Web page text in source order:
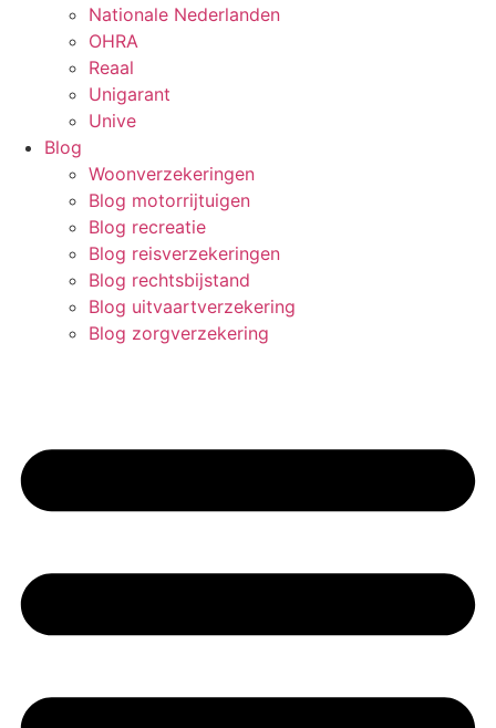
Nationale Nederlanden
OHRA
Reaal
Unigarant
Unive
Blog
Woonverzekeringen
Blog motorrijtuigen
Blog recreatie
Blog reisverzekeringen
Blog rechtsbijstand
Blog uitvaartverzekering
Blog zorgverzekering